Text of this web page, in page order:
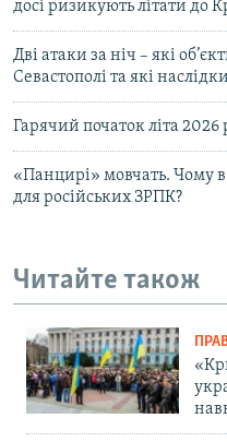
досі ризикують літати до
Дві атаки за ніч – які
Севастополі та які наслідки
Гарячий початок літа
«Панцирі» мовчать. Чому
для російських ЗРПК?
Читайте також